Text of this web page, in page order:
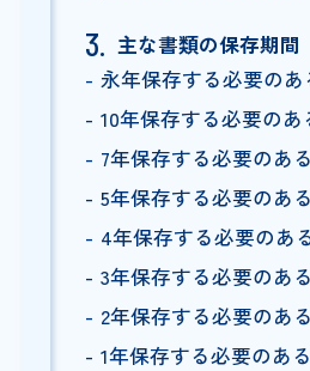
主な書類の保存期間
永年保存する必要のあ
10年保存する必要のあ
7年保存する必要のあ
5年保存する必要のあ
4年保存する必要のあ
3年保存する必要のあ
2年保存する必要のあ
1年保存する必要のあ